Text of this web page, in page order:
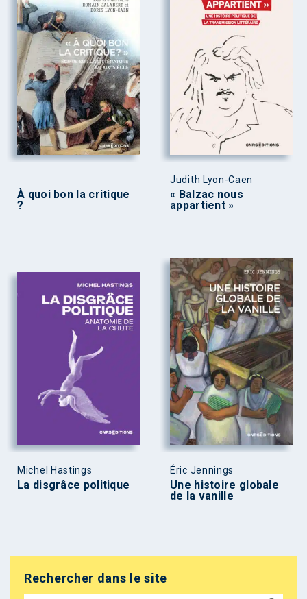
À quoi bon la critique
?
Judith Lyon-Caen
« Balzac nous
appartient »
Michel Hastings
La disgrâce politique
Éric Jennings
Une histoire globale
de la vanille
Rechercher dans le site